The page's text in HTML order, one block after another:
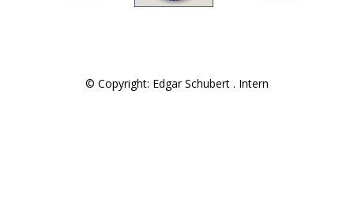
© Copyright: Edgar Schubert . Intern